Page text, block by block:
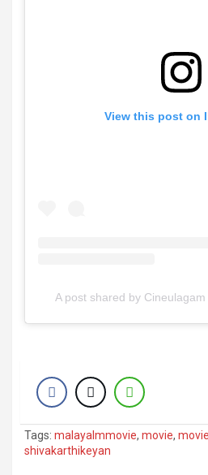
View this post on
A post shared by
Tags: malayalmmovie, movie,
shivakarthikeyan